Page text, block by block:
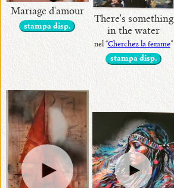
Mariage d'amour
stampa disp.
There's something
in the water
nel “Cherchez la femme”
stampa disp.